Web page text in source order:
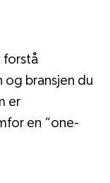
forstå
og bransjen du
er
en “one-